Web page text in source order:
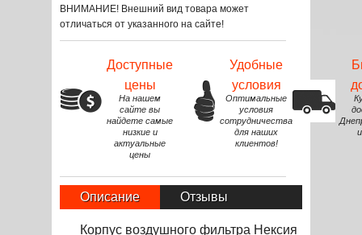
ВНИМАНИЕ! Внешний вид товара может
отличаться от указанного на сайте!
Доступные
цены
На нашем
сайте вы
найдете самые
низкие и
актуальные
цены
Удобные
условия
Оптимальные
условия
сотрудничества
для наших
клиентов!
Описание Отзывы
Корпус воздушного фильтра Нексия